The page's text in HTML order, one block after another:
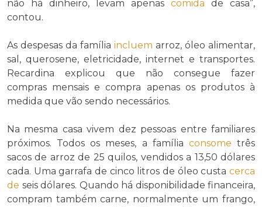
não há dinheiro, levam apenas comida de casa”,
contou.
As despesas da família incluem arroz, óleo alimentar,
sal, querosene, eletricidade, internet e transportes.
Recardina explicou que não consegue fazer
compras mensais e compra apenas os produtos à
medida que vão sendo necessários.
Na mesma casa vivem dez pessoas entre familiares
próximos. Todos os meses, a família consome três
sacos de arroz de 25 quilos, vendidos a 13,50 dólares
cada. Uma garrafa de cinco litros de óleo custa cerca
de seis dólares. Quando há disponibilidade financeira,
compram também carne, normalmente um frango,